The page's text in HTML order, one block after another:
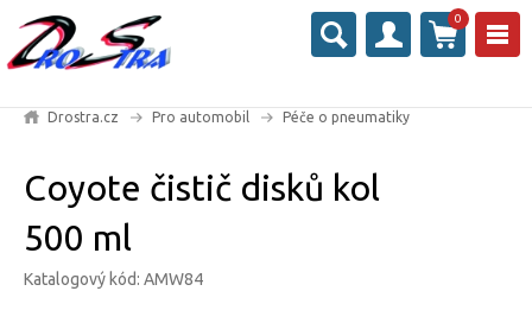
0
Drostra.cz Pro automobil Péče o pneumatiky
Coyote čistič disků kol
500 ml
Katalogový kód: AMW84